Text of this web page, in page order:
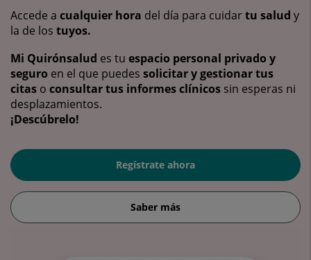
Accede a cualquier hora del día para cuidartu salud y
la de los tuyos.
Mi Quirónsalud es tu espacio personal privado y
seguro en el que puedes solicitar y gestionar tus
citas o consultar tus informes clínicos sin esperas ni
desplazamientos.
¡Descúbrelo!
Regístrate ahora
Saber más